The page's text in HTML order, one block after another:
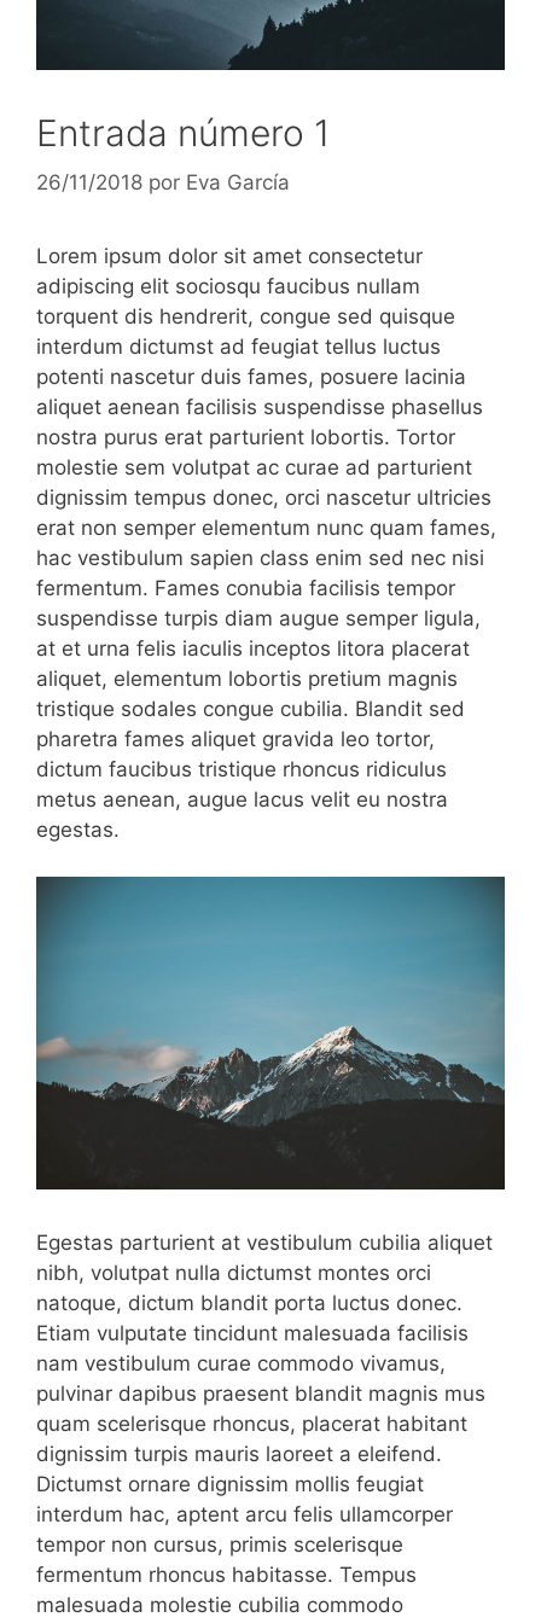
Entrada número 1
26/11/2018 por Eva García
Lorem ipsum dolor sit amet consectetur
adipiscing elit sociosqu faucibus nullam
torquent dis hendrerit, congue sed quisque
interdum dictumst ad feugiat tellus luctus
potenti nascetur duis fames, posuere lacinia
aliquet aenean facilisis suspendisse phasellus
nostra purus erat parturient lobortis. Tortor
molestie sem volutpat ac curae ad parturient
dignissim tempus donec, orci nascetur ultricies
erat non semper elementum nunc quam fames,
hac vestibulum sapien class enim sed nec nisi
fermentum. Fames conubia facilisis tempor
suspendisse turpis diam augue semper ligula,
at et urna felis iaculis inceptos litora placerat
aliquet, elementum lobortis pretium magnis
tristique sodales congue cubilia. Blandit sed
pharetra fames aliquet gravida leo tortor,
dictum faucibus tristique rhoncus ridiculus
metus aenean, augue lacus velit eu nostra
egestas.
Egestas parturient at vestibulum cubilia aliquet
nibh, volutpat nulla dictumst montes orci
natoque, dictum blandit porta luctus donec.
Etiam vulputate tincidunt malesuada facilisis
nam vestibulum curae commodo vivamus,
pulvinar dapibus praesent blandit magnis mus
quam scelerisque rhoncus, placerat habitant
dignissim turpis mauris laoreet a eleifend.
Dictumst ornare dignissim mollis feugiat
interdum hac, aptent arcu felis ullamcorper
tempor non cursus, primis scelerisque
fermentum rhoncus habitasse. Tempus
malesuada molestie cubilia commodo